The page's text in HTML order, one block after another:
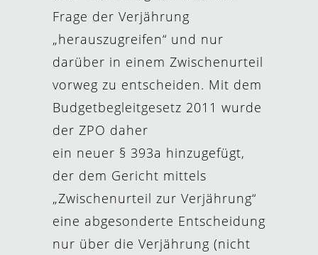
Frage der Verjährung
„herauszugreifen“ und nur
darüber in einem Zwischenurteil
vorweg zu entscheiden. Mit dem
Budgetbegleitgesetz 2011 wurde
der ZPO daher
ein neuer § 393a hinzugefügt,
der dem Gericht mittels
„Zwischenurteil zur Verjährung“
eine abgesonderte Entscheidung
nur über die Verjährung (nicht